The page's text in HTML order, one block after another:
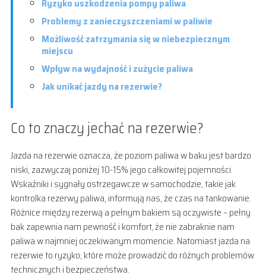
Ryzyko uszkodzenia pompy paliwa
Problemy z zanieczyszczeniami w paliwie
Możliwość zatrzymania się w niebezpiecznym
miejscu
Wpływ na wydajność i zużycie paliwa
Jak unikać jazdy na rezerwie?
Co to znaczy jechać na rezerwie?
Jazda na rezerwie oznacza, że poziom paliwa w baku jest bardzo
niski, zazwyczaj poniżej 10-15% jego całkowitej pojemności.
Wskaźniki i sygnały ostrzegawcze w samochodzie, takie jak
kontrolka rezerwy paliwa, informują nas, że czas na tankowanie.
Różnice między rezerwą a pełnym bakiem są oczywiste – pełny
bak zapewnia nam pewność i komfort, że nie zabraknie nam
paliwa w najmniej oczekiwanym momencie. Natomiast jazda na
rezerwie to ryzyko, które może prowadzić do różnych problemów
technicznych i bezpieczeństwa.